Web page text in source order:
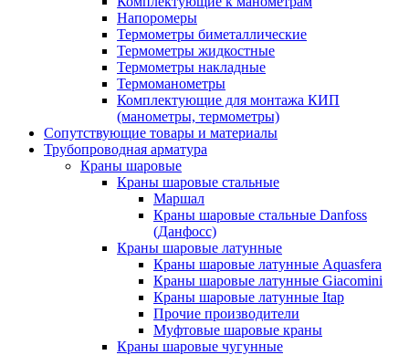
Напоромеры
Термометры биметаллические
Термометры жидкостные
Термометры накладные
Термоманометры
Комплектующие для монтажа КИП
(манометры, термометры)
Сопутствующие товары и материалы
Трубопроводная арматура
Краны шаровые
Краны шаровые стальные
Маршал
Краны шаровые стальные Danfoss
(Данфосс)
Краны шаровые латунные
Краны шаровые латунные Aquasfera
Краны шаровые латунные Giacomini
Краны шаровые латунные Itap
Прочие производители
Муфтовые шаровые краны
Краны шаровые чугунные